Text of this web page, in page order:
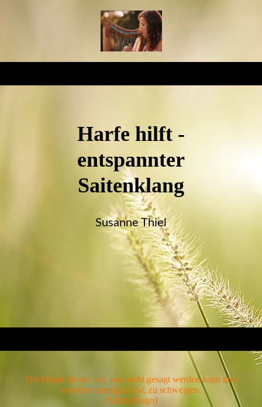
Harfe hilft -
entspannter
Saitenklang
Susanne Thiel
Die Musik drückt aus, was nicht gesagt werden kann und
worüber unmöglich ist, zu schweigen.
(Victor Hugo)